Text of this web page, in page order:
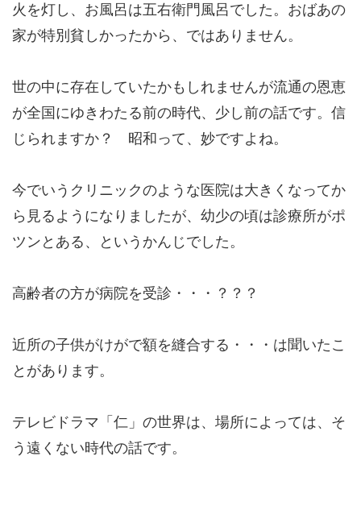
火を灯し、お風呂は五右衛門風呂でした。おばあの
家が特別貧しかったから、ではありません。
世の中に存在していたかもしれませんが流通の恩恵
が全国にゆきわたる前の時代、少し前の話です。信
じられますか？ 昭和って、妙ですよね。
今でいうクリニックのような医院は大きくなってか
ら見るようになりましたが、幼少の頃は診療所がポ
ツンとある、というかんじでした。
高齢者の方が病院を受診・・・？？？
近所の子供がけがで額を縫合する・・・は聞いたこ
とがあります。
テレビドラマ「仁」の世界は、場所によっては、そ
う遠くない時代の話です。